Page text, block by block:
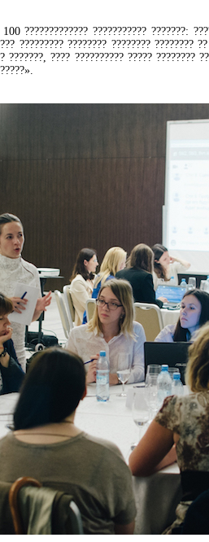
????????????? ??????????? ???????:
????????? ???????? ???????? ????????
???? ?????????? ????? ????????